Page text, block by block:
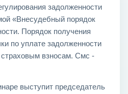
задолженности
«Внесудебный порядок
Порядок получения
по уплате задолженности
взносам. Смс -
выступит председатель